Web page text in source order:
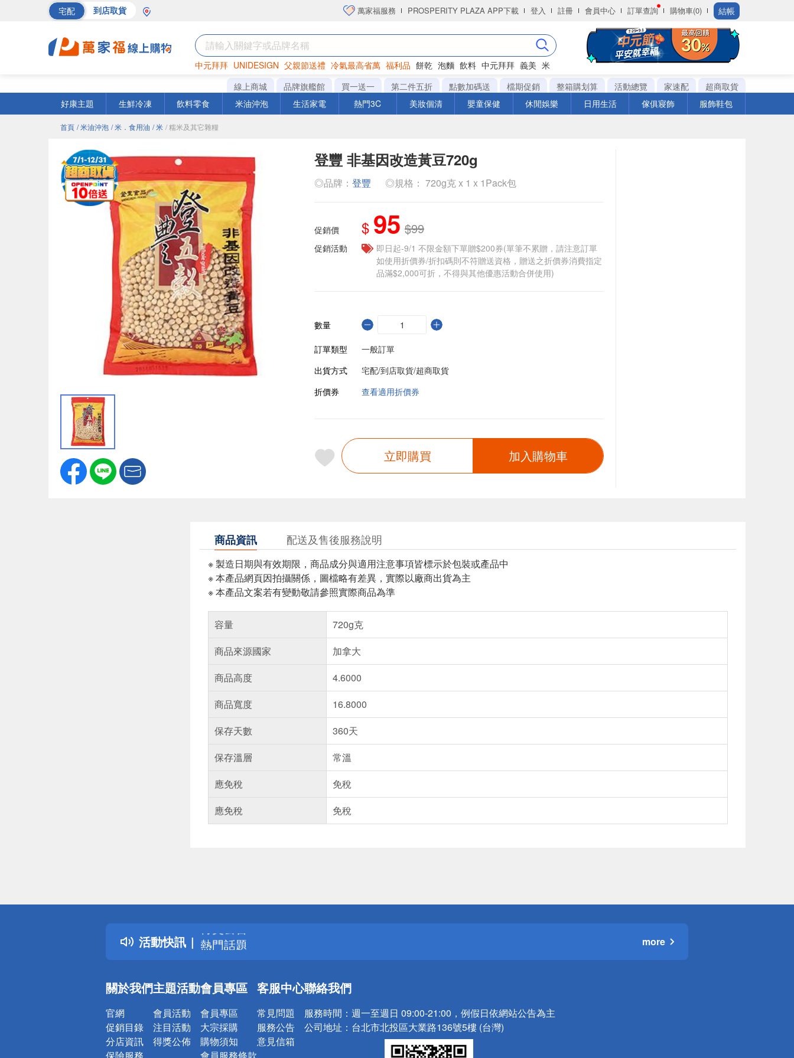
宅配 到店取貨 萬家福服務 PROSPERITY PLAZA APP下載 登入 註冊 會員中心 訂單查詢 購物車(0) 結帳
中元拜拜 UNIDESIGN 父親節送禮 冷氣最高省萬 福利品 餅乾 泡麵 飲料 中元拜拜 義美 米
罐頭 海苔 洋芋片
線上商城 品牌旗艦館 買一送一 第二件五折 點數加碼送 檔期促銷 整箱購划算 活動總覽 家速配
超商取貨
好康主題
生鮮冷凍 飲料零食 米油沖泡 生活家電 熱門3C 美妝個清 嬰童保健 休閒娛樂 日用生活 傢俱寢飾 服飾鞋包
首頁 / 米油沖泡 / 米．食用油 / 米 / 糯米及其它雜糧
登豐 非基因改造黃豆720g
◎品牌： 登豐 ◎規格： 720g克 x 1 x 1Pack包
促銷價 $ 95 $99
促銷活動
即日起-9/1 不限金額下單贈$200券(單筆不累贈，請注意訂單
如使用折價券/折扣碼則不符贈送資格，贈送之折價券消費指定
品滿$2,000可折，不得與其他優惠活動合併使用)
數量
訂單類型
一般訂單
出貨方式
宅配/到店取貨/超商取貨
折價券
查看適用折價券
立即購買 加入購物車
商品資訊 配送及售後服務說明
※ 製造日期與有效期限，商品成分與適用注意事項皆標示於包裝或產品中
※ 本產品網頁因拍攝關係，圖檔略有差異，實際以廠商出貨為主
※ 本產品文案若有變動敬請參照實際商品為準
容量
720g克
商品來源國家
加拿大
商品高度
4.6000
商品寬度
16.8000
保存天數
360天
保存溫層
常溫
應免稅
免稅
應免稅
免稅
活動快訊
詐騙網頁！請小心！
得獎公告
熱門話題
銀行優惠
詐騙網頁！請小心！
more
關於我們
官網
促銷目錄
分店資訊
保險服務
主題活動
會員活動
注目活動
得獎公佈
會員專區
會員專區
大宗採購
購物須知
會員服務條款
客服中心
常見問題
服務公告
意見信箱
聯絡我們
服務時間： 週一至週日 09:00-21:00，例假日依網站公告為主
公司地址： 台北市北投區大業路136號5樓 (台灣)